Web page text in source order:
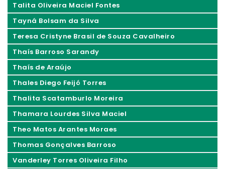
Talita Oliveira Maciel Fontes
Tayná Bolsam da Silva
Teresa Cristyne Brasil de Souza Cavalheiro
Thaís Barroso Sarandy
Thaís de Araújo
Thales Diego Feijó Torres
Thalita Scatamburlo Moreira
Thamara Lourdes Silva Maciel
Theo Matos Arantes Moraes
Thomas Gonçalves Barroso
Vanderley Torres Oliveira Filho